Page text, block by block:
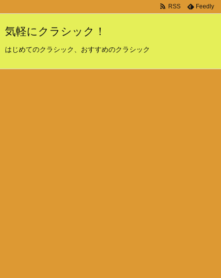
気軽にクラシック！
はじめてのクラシック、おすすめのクラシック
RSS Feedly